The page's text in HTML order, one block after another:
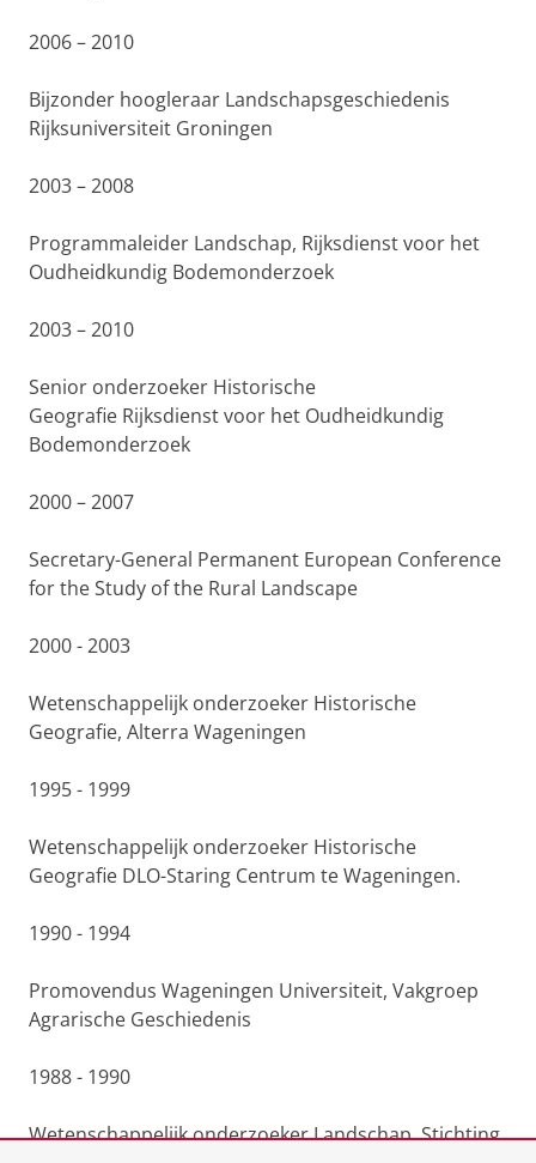
2006 – 2010
Bijzonder hoogleraar Landschapsgeschiedenis
Rijksuniversiteit Groningen
2003 – 2008
Programmaleider Landschap, Rijksdienst voor het
Oudheidkundig Bodemonderzoek
2003 – 2010
Senior onderzoeker Historische
Geografie Rijksdienst voor het Oudheidkundig
Bodemonderzoek
2000 – 2007
Secretary-General Permanent European Conference
for the Study of the Rural Landscape
2000 - 2003
Wetenschappelijk onderzoeker Historische
Geografie, Alterra Wageningen
1995 - 1999
Wetenschappelijk onderzoeker Historische
Geografie DLO-Staring Centrum te Wageningen.
1990 - 1994
Promovendus Wageningen Universiteit, Vakgroep
Agrarische Geschiedenis
1988 - 1990
Wetenschappelijk onderzoeker Landschap, Stichting